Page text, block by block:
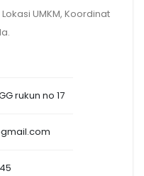
UMKM, Koordinat
rukun no 17